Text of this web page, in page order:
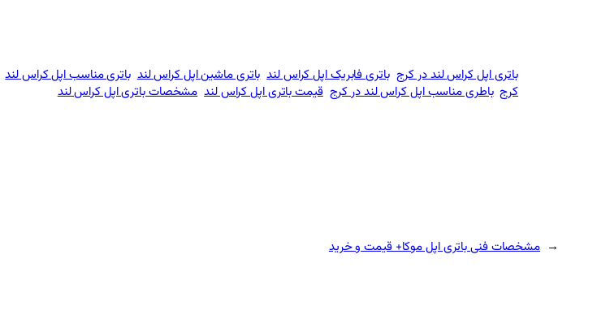
باتری اپل کراس‌ لند در کرج باتری فابریک اپل کراس‌ لند باتری ماشین اپل کراس‌ لند باتری مناسب اپل کراس‌ لند
کرج باطری مناسب اپل کراس‌ لند در کرج قیمت باتری اپل کراس‌ لند مشخصات باتری اپل کراس‌ لند
← مشخصات فنی باتری اپل موکا+ قیمت و خرید